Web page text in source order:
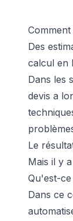
Des
calcul en
Dans les
devis a
Le
Mais il y
Qu'est-
Dans ce